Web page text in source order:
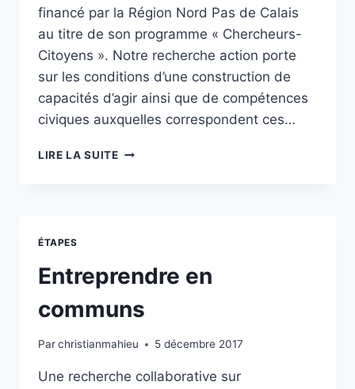
financé par la Région Nord Pas de Calais
au titre de son programme « Chercheurs-
Citoyens ». Notre recherche action porte
sur les conditions d’une construction de
capacités d’agir ainsi que de compétences
civiques auxquelles correspondent ces…
LIRE LA SUITECONSTRUIRE
D’INTERACTIONS,
L’EXEMPLE
CARTES
ÉTAPES
Entreprendre en
communs
Parchristianmahieu 5 décembre 2017
Une recherche collaborative sur